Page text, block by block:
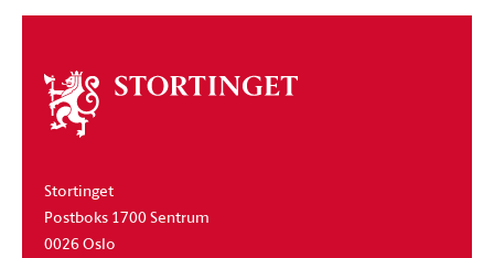
Om
stortinget
Stortinget
Postboks 1700 Sentrum
0026 Oslo